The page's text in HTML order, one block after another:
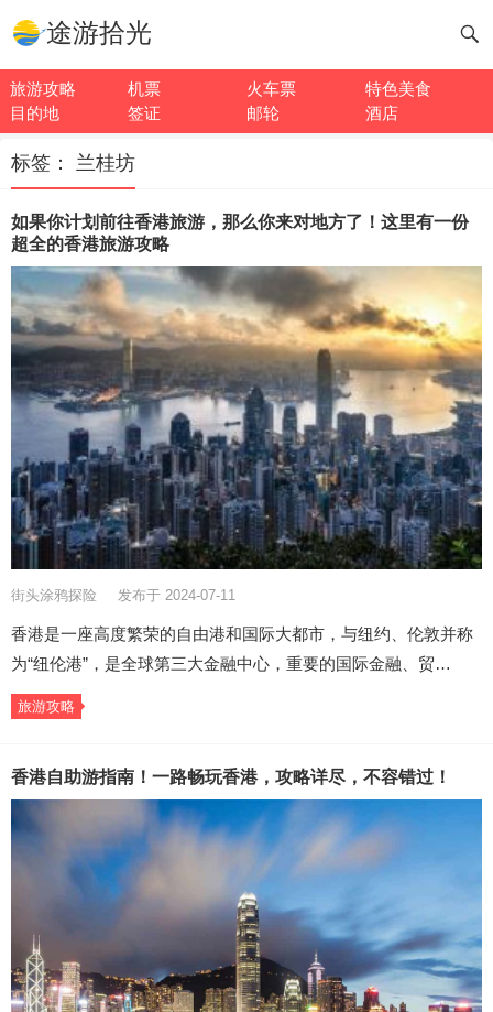
途游拾光
旅游攻略 机票 火车票
特色美食
目的地
签证 邮轮 酒店
标签： 兰桂坊
如果你计划前往香港旅游，那么你来对地方了！这里有一份
超全的香港旅游攻略
街头涂鸦探险 发布于 2024-07-11
香港是一座高度繁荣的自由港和国际大都市，与纽约、伦敦并称
为“纽伦港”，是全球第三大金融中心，重要的国际金融、贸…
旅游攻略
香港自助游指南！一路畅玩香港，攻略详尽，不容错过！